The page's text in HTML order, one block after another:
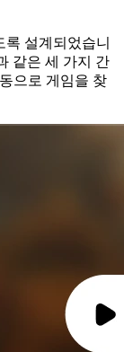
설계되었습니
같은 세 가지 간
으로 게임을 찾